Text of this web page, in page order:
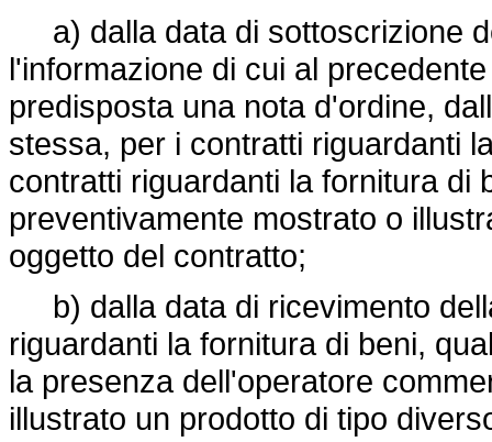
a) dalla data di sottoscrizione
l'informazione di cui al
predisposta una nota d'ordine,
stessa, per i contratti riguardanti
contratti riguardanti la fornitura di
preventivamente mostrato o
oggetto del contratto;
b) dalla data di ricevimento
riguardanti la fornitura di beni,
la presenza dell'operatore
illustrato un prodotto di tipo